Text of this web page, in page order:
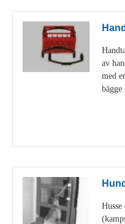
av
med
bägge